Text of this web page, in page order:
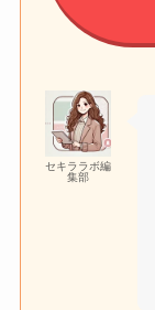
セキララボ編
集部